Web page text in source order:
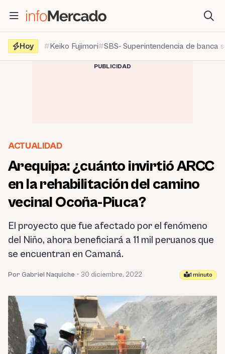
contenido
Hoy
Keiko Fujimori SBS- Superintendencia de banca
PUBLICIDAD
ACTUALIDAD
Arequipa: ¿cuánto invirtió ARCC
en la rehabilitación del camino
vecinal Ocoña-Piuca?
El proyecto que fue afectado por el fenómeno
del Niño, ahora beneficiará a 11 mil peruanos que
se encuentran en Camaná.
Por Gabriel Naquiche • 30 diciembre, 2022 1 minuto